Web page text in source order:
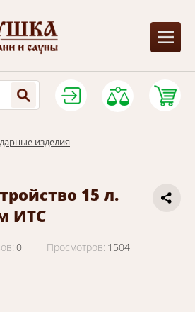
изделия
15 л.
ИТС
0 Просмотров: 1504